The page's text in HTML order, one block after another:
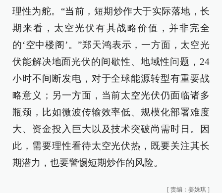
理性为舵。“当前，短期炒作大于实际落地，长
期来看，太空光伏有其战略价值，并非完全
的‘空中楼阁’。”郑天鸿表示，一方面，太空光
伏能解决地面光伏的间歇性、地域性问题，24
小时不间断发电，对于全球能源转型有重要战
略意义；另一方面，当前太空光伏仍面临诸多
瓶颈，比如微波传输效率低、规模化部署难度
大、资金投入巨大以及技术突破尚需时日。因
此，需要理性看待太空光伏热，既要关注其长
期潜力，也要警惕短期炒作的风险。
[ 责编：姜姝琪 ]